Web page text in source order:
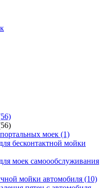
моек (1)
бесконтактной мойки
моек самоообслуживания
мойки автомобиля (10)